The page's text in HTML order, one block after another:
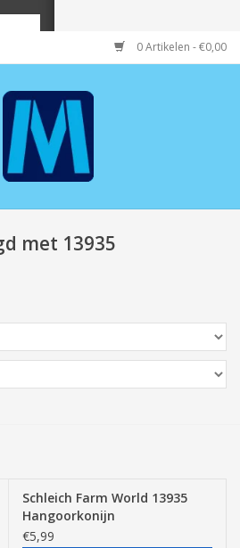
0 Artikelen - €0,00
met 13935
Schleich Farm World 13935
Hangoorkonijn
€5,99